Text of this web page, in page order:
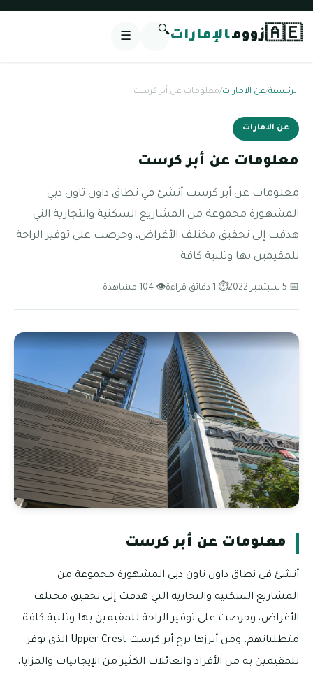
🇦🇪زوومالإمارات🔍
☰
الرئيسية/عن الامارات/معلومات عن أبر كرست
عن الامارات
معلومات عن أبر كرست
معلومات عن أبر كرست أنشئ في نطاق داون تاون دبي
المشهورة مجموعة من المشاريع السكنية والتجارية التي
هدفت إلى تحقيق مختلف الأغراض، وحرصت على توفير الراحة
للمقيمين بها وتلبية كافة
📅 5 سبتمبر 2022 ⏱ 1 دقائق قراءة 👁 104 مشاهدة
معلومات عن أبر كرست
أنشئ في نطاق داون تاون دبي المشهورة مجموعة من
المشاريع السكنية والتجارية التي هدفت إلى تحقيق مختلف
الأغراض، وحرصت على توفير الراحة للمقيمين بها وتلبية كافة
متطلباتهم، ومن أبرزها برج أبر كرست Upper Crest الذي يوفر
للمقيمين به من الأفراد والعائلات الكثير من الإيجابيات والمزايا،